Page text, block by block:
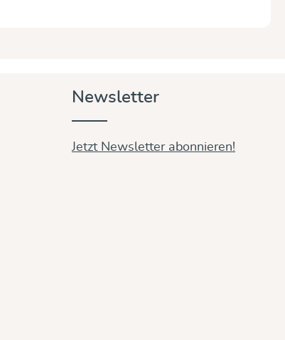
Newsletter
Jetzt Newsletter abonnieren!